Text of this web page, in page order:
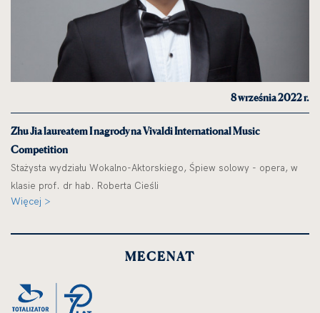
8 września 2022 r.
Zhu Jia laureatem I nagrody na Vivaldi International Music
Competition
Stażysta wydziału Wokalno-Aktorskiego, Śpiew solowy - opera, w
klasie prof. dr hab. Roberta Cieśli
Więcej >
MECENAT